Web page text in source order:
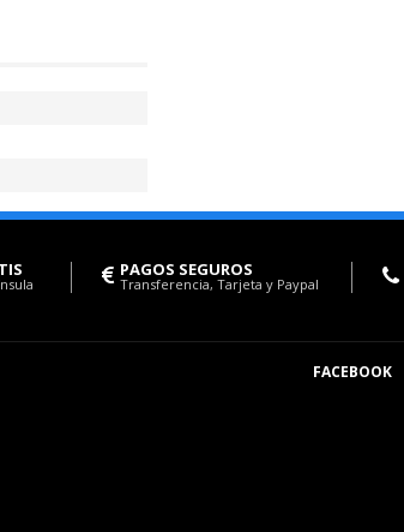
PAGOS SEGUROS
Transferencia, Tarjeta y Paypal
FACEBOOK